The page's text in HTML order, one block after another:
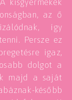
az ő
így
Persze ez
igaz,
dolgot a
majd a saját
később